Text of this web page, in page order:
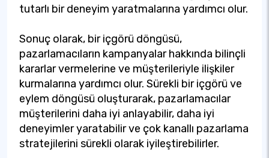
tutarlı bir deneyim yaratmalarına yardımcı olur.
Sonuç olarak, bir içgörü döngüsü,
pazarlamacıların kampanyalar hakkında bilinçli
kararlar vermelerine ve müşterileriyle ilişkiler
kurmalarına yardımcı olur. Sürekli bir içgörü ve
eylem döngüsü oluşturarak, pazarlamacılar
müşterilerini daha iyi anlayabilir, daha iyi
deneyimler yaratabilir ve çok kanallı pazarlama
stratejilerini sürekli olarak iyileştirebilirler.